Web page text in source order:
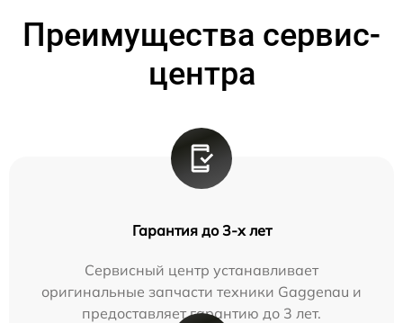
Преимущества сервис-
центра
Гарантия до 3-х лет
Сервисный центр устанавливает
оригинальные запчасти техники Gaggenau и
предоставляет гарантию до 3 лет.